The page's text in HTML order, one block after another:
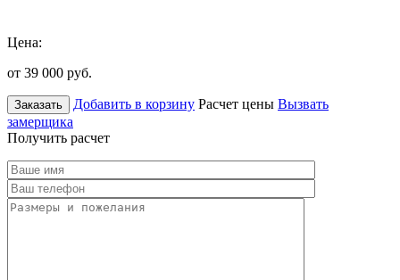
Цена:
от 39 000 руб.
Заказать Добавить в корзину Расчет цены Вызвать
замерщика
Получить расчет